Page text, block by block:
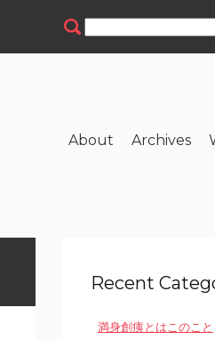
About Archives
Recent
満身創痍とはこのこと